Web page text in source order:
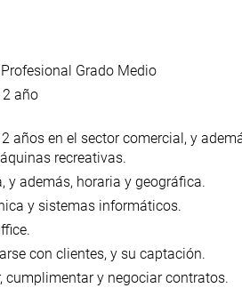
Grado Medio
año
años en el sector comercial, y
recreativas.
y además, horaria y geográfica.
y sistemas informáticos.
con clientes, y su captación.
cumplimentar y negociar contratos.